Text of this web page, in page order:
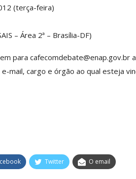
(terça-feira)
– Área 2ª – Brasília-DF)
para
mail, cargo e órgão ao qual esteja
Twitter O email